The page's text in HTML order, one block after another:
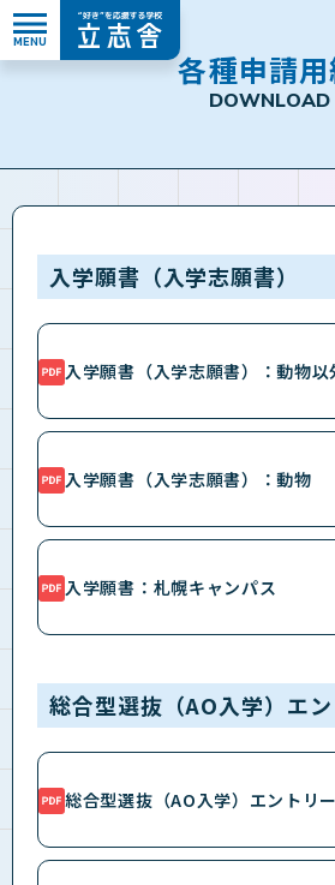
MENU
”好き”を応援する学校 立志舎
各種申請用
DOWNLOAD
入学願書（入学志願書）
入学願書（入学志願書）：動物以
入学願書（入学志願書）：動物
入学願書：札幌キャンパス
総合型選抜（AO入学）エ
総合型選抜（AO入学）エントリ